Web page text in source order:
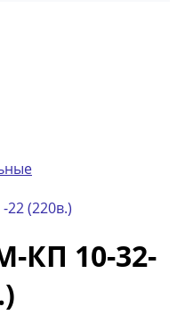
22 (220в.)
КП 10-32-